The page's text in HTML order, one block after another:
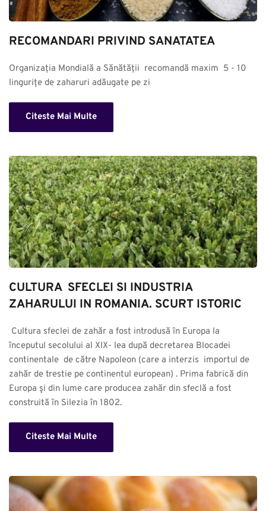
RECOMANDARI PRIVIND SANATATEA
Organizația Mondială a Sănătății  recomandă maxim  5 - 10
lingurițe de zaharuri adăugate pe zi
Citeste Mai Multe
CULTURA  SFECLEI SI INDUSTRIA
ZAHARULUI IN ROMANIA. SCURT ISTORIC
începutul secolului al XIX- lea după decretarea Blocadei
continentale  de către Napoleon (care a interzis  importul de
zahăr de trestie pe continentul european) . Prima fabrică din
Europa şi din lume care producea zahăr din sfeclă a fost
construită în Silezia în 1802.
Citeste Mai Multe